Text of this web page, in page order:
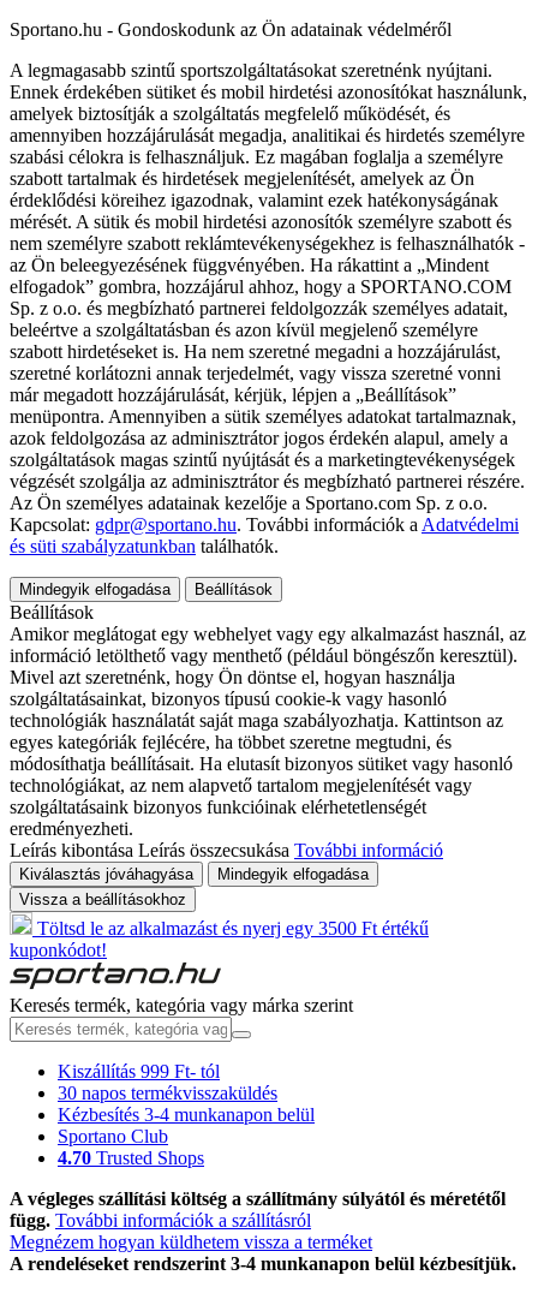
Sportano.hu - Gondoskodunk az Ön adatainak védelméről
A legmagasabb szintű sportszolgáltatásokat szeretnénk nyújtani.
Ennek érdekében sütiket és mobil hirdetési azonosítókat használunk,
amelyek biztosítják a szolgáltatás megfelelő működését, és
amennyiben hozzájárulását megadja, analitikai és hirdetés személyre
szabási célokra is felhasználjuk. Ez magában foglalja a személyre
szabott tartalmak és hirdetések megjelenítését, amelyek az Ön
érdeklődési köreihez igazodnak, valamint ezek hatékonyságának
mérését. A sütik és mobil hirdetési azonosítók személyre szabott és
nem személyre szabott reklámtevékenységekhez is felhasználhatók -
az Ön beleegyezésének függvényében. Ha rákattint a „Mindent
elfogadok” gombra, hozzájárul ahhoz, hogy a SPORTANO.COM
Sp. z o.o. és megbízható partnerei feldolgozzák személyes adatait,
beleértve a szolgáltatásban és azon kívül megjelenő személyre
szabott hirdetéseket is. Ha nem szeretné megadni a hozzájárulást,
szeretné korlátozni annak terjedelmét, vagy vissza szeretné vonni
már megadott hozzájárulását, kérjük, lépjen a „Beállítások”
menüpontra. Amennyiben a sütik személyes adatokat tartalmaznak,
azok feldolgozása az adminisztrátor jogos érdekén alapul, amely a
szolgáltatások magas szintű nyújtását és a marketingtevékenységek
végzését szolgálja az adminisztrátor és megbízható partnerei részére.
Az Ön személyes adatainak kezelője a Sportano.com Sp. z o.o.
Kapcsolat: gdpr@sportano.hu. További információk a Adatvédelmi
és süti szabályzatunkban találhatók.
Mindegyik elfogadása Beállítások
Beállítások
Amikor meglátogat egy webhelyet vagy egy alkalmazást használ, az
információ letölthető vagy menthető (például böngészőn keresztül).
Mivel azt szeretnénk, hogy Ön döntse el, hogyan használja
szolgáltatásainkat, bizonyos típusú cookie-k vagy hasonló
technológiák használatát saját maga szabályozhatja. Kattintson az
egyes kategóriák fejlécére, ha többet szeretne megtudni, és
módosíthatja beállításait. Ha elutasít bizonyos sütiket vagy hasonló
technológiákat, az nem alapvető tartalom megjelenítését vagy
szolgáltatásaink bizonyos funkcióinak elérhetetlenségét
eredményezheti.
Leírás kibontása Leírás összecsukása További információ
Kiválasztás jóváhagyása
Mindegyik elfogadása
Vissza a beállításokhoz
Töltsd le az alkalmazást és nyerj egy 3500 Ft értékű
kuponkódot!
Keresés termék, kategória vagy márka szerint
Kiszállítás 999 Ft- tól
30 napos termékvisszaküldés
Kézbesítés 3-4 munkanapon belül
Sportano Club
4.70 Trusted Shops
A végleges szállítási költség a szállítmány súlyától és méretétől
függ. További információk a szállításról
Megnézem hogyan küldhetem vissza a terméket
A rendeléseket rendszerint 3-4 munkanapon belül kézbesítjük.